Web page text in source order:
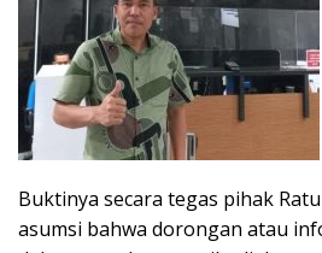
​Buktinya secara tegas pihak
asumsi bahwa dorongan atau